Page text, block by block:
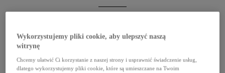
Wykorzystujemy pliki cookie, aby ulepszyć naszą
witrynę
Chcemy ułatwić Ci korzystanie z naszej strony i usprawnić świadczenie usług,
dlatego wykorzystujemy pliki cookie, które są umieszczane na Twoim